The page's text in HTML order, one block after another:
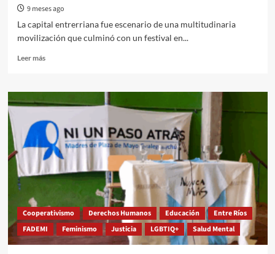
9 meses ago
La capital entrerriana fue escenario de una multitudinaria
movilización que culminó con un festival en...
Leer másRead
Diez
años
orgullo
disidente:
Paraná
marchó
con
y
lucha
Cooperativismo Derechos Humanos Educación
Entre Ríos
FADEMI
Feminismo Justicia LGBTIQ+ Salud Mental